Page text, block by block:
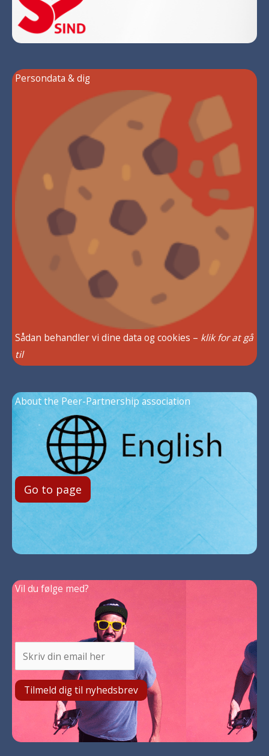
Persondata & dig
Sådan behandler vi dine data og cookies – klik for at gå
til
About the Peer-Partnership association
Go to page
Vil du følge med?